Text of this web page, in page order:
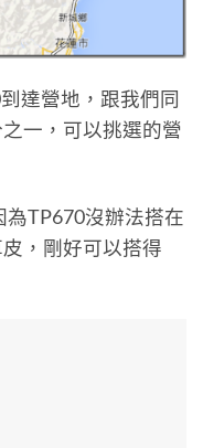
達營地，跟我們同
一，可以挑選的營
TP670沒辦法搭在
，剛好可以搭得